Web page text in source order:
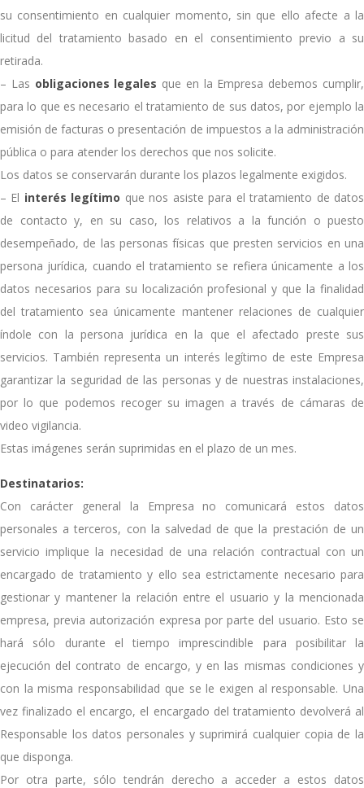
su consentimiento en cualquier momento, sin que ello afecte a la
licitud del tratamiento basado en el consentimiento previo a su
retirada.
– Las obligaciones legales que en la Empresa debemos cumplir,
para lo que es necesario el tratamiento de sus datos, por ejemplo la
emisión de facturas o presentación de impuestos a la administración
pública o para atender los derechos que nos solicite.
Los datos se conservarán durante los plazos legalmente exigidos.
– El interés legítimo que nos asiste para el tratamiento de datos
de contacto y, en su caso, los relativos a la función o puesto
desempeñado, de las personas físicas que presten servicios en una
persona jurídica, cuando el tratamiento se refiera únicamente a los
datos necesarios para su localización profesional y que la finalidad
del tratamiento sea únicamente mantener relaciones de cualquier
índole con la persona jurídica en la que el afectado preste sus
servicios. También representa un interés legítimo de este Empresa
garantizar la seguridad de las personas y de nuestras instalaciones,
por lo que podemos recoger su imagen a través de cámaras de
video vigilancia.
Estas imágenes serán suprimidas en el plazo de un mes.
Destinatarios:
Con carácter general la Empresa no comunicará estos datos
personales a terceros, con la salvedad de que la prestación de un
servicio implique la necesidad de una relación contractual con un
encargado de tratamiento y ello sea estrictamente necesario para
gestionar y mantener la relación entre el usuario y la mencionada
empresa, previa autorización expresa por parte del usuario. Esto se
hará sólo durante el tiempo imprescindible para posibilitar la
ejecución del contrato de encargo, y en las mismas condiciones y
con la misma responsabilidad que se le exigen al responsable. Una
vez finalizado el encargo, el encargado del tratamiento devolverá al
Responsable los datos personales y suprimirá cualquier copia de la
que disponga.
Por otra parte, sólo tendrán derecho a acceder a estos datos